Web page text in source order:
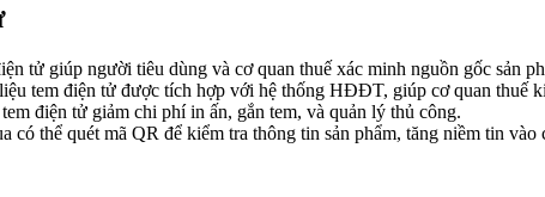
tử giúp người tiêu dùng và cơ quan thuế xác minh nguồn gốc sản
tem điện tử được tích hợp với hệ thống HĐĐT, giúp cơ quan thuế
điện tử giảm chi phí in ấn, gắn tem, và quản lý thủ công.
có thể quét mã QR để kiểm tra thông tin sản phẩm, tăng niềm tin vào